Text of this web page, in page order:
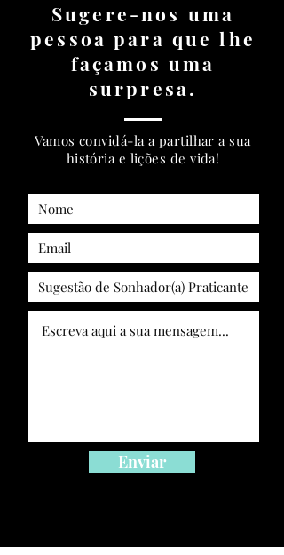
Sugere-nos uma
pessoa para que lhe
façamos uma
surpresa.
Vamos convidá-la a partilhar a sua
história e lições de vida!
Enviar